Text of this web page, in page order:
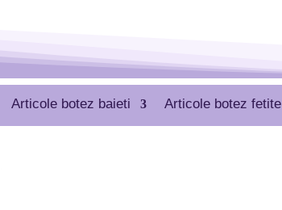
Articole botez baieti Articole botez fetite